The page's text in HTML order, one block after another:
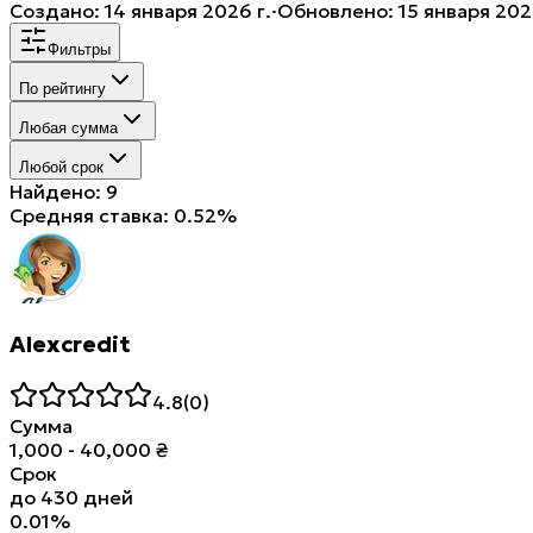
Создано: 14 января 2026 г.·Обновлено: 15 января
Фильтры
По рейтингу
Любая сумма
Любой срок
Найдено: 9
Средняя ставка: 0.52%
Alexcredit
4.8(0)
Сумма
1,000 - 40,000 ₴
Срок
до 430 дней
0.01%